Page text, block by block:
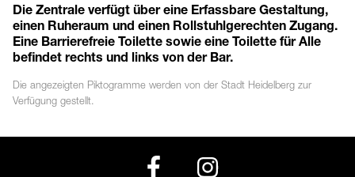
Die Zentrale verfügt über eine Erfassbare Gestaltung,
einen Ruheraum und einen Rollstuhlgerechten Zugang.
Eine Barrierefreie Toilette sowie eine Toilette für Alle
befindet rechts und links von der Bar.
Die angezeigten Piktogramme werden von der Stadt Heidelberg zur
Verfügung gestellt.